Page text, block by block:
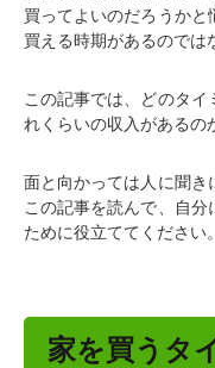
買ってよいのだろうか
買える時期があるのでは
この記事では、どのタ
れくらいの収入があるの
面と向かっては人に聞き
この記事を読んで、自分
ために役立ててください。
家を買うタ